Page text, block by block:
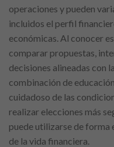
operaciones y pueden
incluidos el perfil
económicas. Al conocer
comparar propuestas,
decisiones alineadas con
combinación de
cuidadoso de las
realizar elecciones más
puede utilizarse de forma
de la vida financiera.